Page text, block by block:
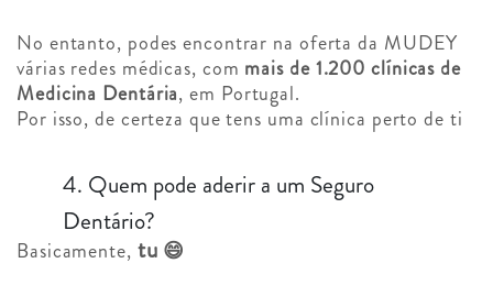
No entanto, podes encontrar na oferta da MUDEY
várias redes médicas, com mais de 1.200 clínicas de
Medicina Dentária, em Portugal.
Por isso, de certeza que tens uma clínica perto de ti
4. Quem pode aderir a um Seguro
Dentário?
Basicamente, tu 😄